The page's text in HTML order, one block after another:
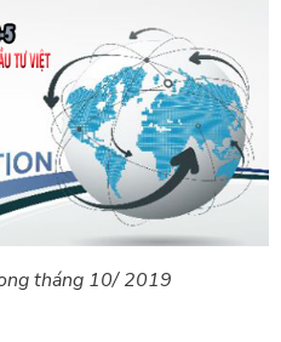
tháng 10/ 2019